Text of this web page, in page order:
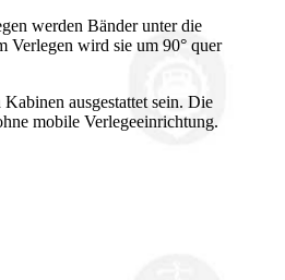
werden Bänder unter die
Verlegen wird sie um 90° quer
ausgestattet sein. Die
mobile Verlegeeinrichtung.